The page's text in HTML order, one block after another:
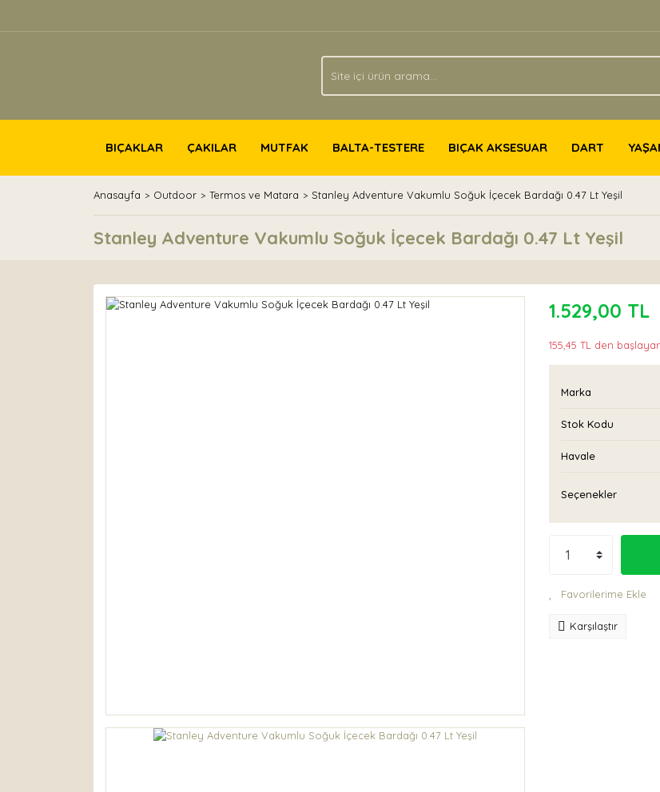
BIÇAKLAR ÇAKILAR MUTFAK BALTA-TESTERE BIÇAK AKSESUAR DART
Anasayfa Outdoor Termos ve Matara Stanley Adventure Vakumlu Soğuk İçecek Bardağı 0.47 Lt Yeşil
Stanley Adventure Vakumlu Soğuk İçecek Bardağı 0.47 Lt Yeşil
1.529,00 TL
155,45 TL den
Marka
Stok Kodu
Havale
Seçenekler
Karşılaştır